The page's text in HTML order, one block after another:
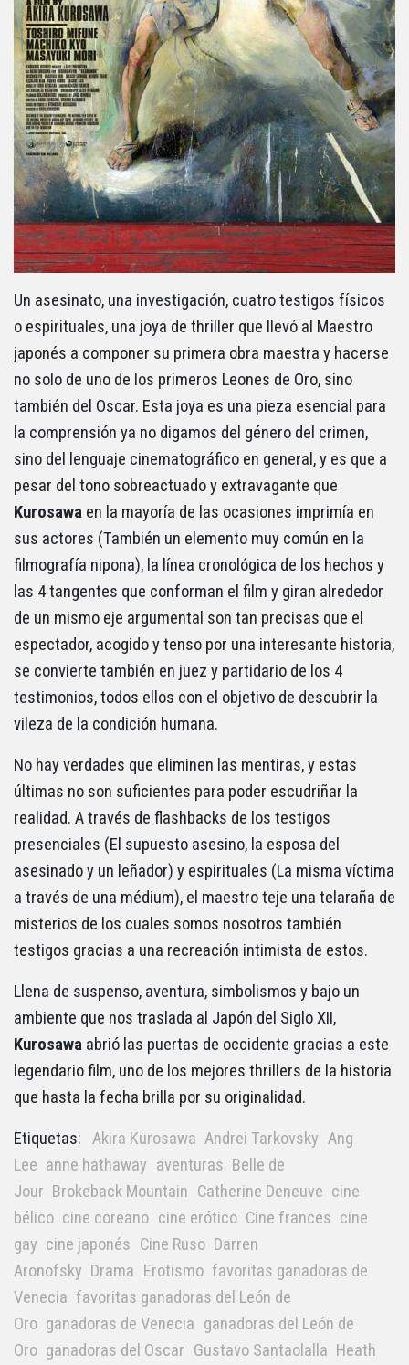
Un asesinato, una investigación, cuatro testigos físicos
o espirituales, una joya de thriller que llevó al Maestro
japonés a componer su primera obra maestra y hacerse
no solo de uno de los primeros Leones de Oro, sino
también del Oscar. Esta joya es una pieza esencial para
la comprensión ya no digamos del género del crimen,
sino del lenguaje cinematográfico en general, y es que a
pesar del tono sobreactuado y extravagante que
Kurosawa en la mayoría de las ocasiones imprimía en
sus actores (También un elemento muy común en la
filmografía nipona), la línea cronológica de los hechos y
las 4 tangentes que conforman el film y giran alrededor
de un mismo eje argumental son tan precisas que el
espectador, acogido y tenso por una interesante historia,
se convierte también en juez y partidario de los 4
testimonios, todos ellos con el objetivo de descubrir la
vileza de la condición humana.
No hay verdades que eliminen las mentiras, y estas
últimas no son suficientes para poder escudriñar la
realidad. A través de flashbacks de los testigos
presenciales (El supuesto asesino, la esposa del
asesinado y un leñador) y espirituales (La misma víctima
a través de una médium), el maestro teje una telaraña de
misterios de los cuales somos nosotros también
testigos gracias a una recreación intimista de estos.
Llena de suspenso, aventura, simbolismos y bajo un
ambiente que nos traslada al Japón del Siglo XII,
Kurosawa abrió las puertas de occidente gracias a este
legendario film, uno de los mejores thrillers de la historia
que hasta la fecha brilla por su originalidad.
Etiquetas: Akira Kurosawa Andrei Tarkovsky Ang
Lee anne hathaway aventuras Belle de
Jour Brokeback Mountain Catherine Deneuve cine
bélico cine coreano cine erótico Cine frances cine
gay cine japonés Cine Ruso Darren
Aronofsky Drama Erotismo favoritas ganadoras de
Venecia favoritas ganadoras del León de
Oro ganadoras de Venecia ganadoras del León de
Oro ganadoras del Oscar Gustavo Santaolalla Heath